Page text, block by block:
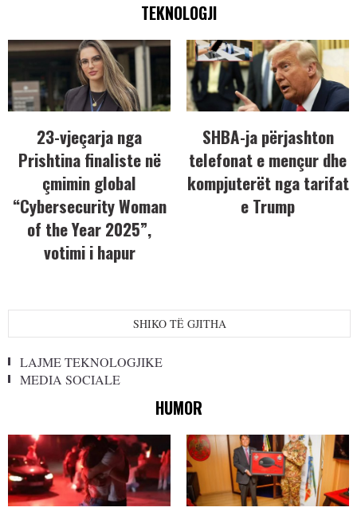
TEKNOLOGJI
23-vjeçarja nga
Prishtina finaliste në
çmimin global
“Cybersecurity Woman
of the Year 2025”,
votimi i hapur
SHBA-ja përjashton
telefonat e mençur dhe
kompjuterët nga tarifat
e Trump
SHIKO TË GJITHA
LAJME TEKNOLOGJIKE
MEDIA SOCIALE
HUMOR